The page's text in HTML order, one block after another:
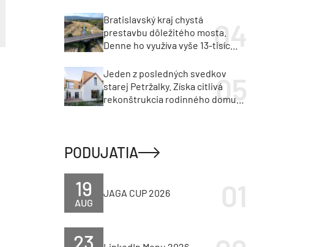
Bratislavský kraj chystá
prestavbu dôležitého mosta.
Denne ho využíva vyše 13-tisíc
Jeden z posledných svedkov
starej Petržalky. Získa citlivá
rekonštrukcia rodinného domu
PODUJATIA
AUG
19 JAGA CUP 2026
23